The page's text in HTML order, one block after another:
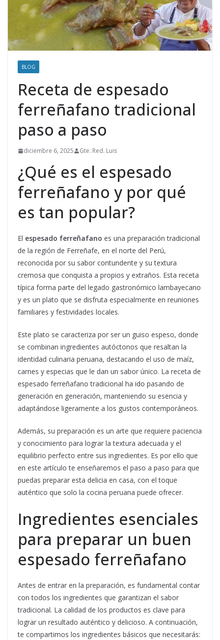
BLOG
Receta de espesado
ferreñafano tradicional
paso a paso
diciembre 6, 2025 Gte. Red. Luis
¿Qué es el espesado
ferreñafano y por qué
es tan popular?
El espesado ferreñafano es una preparación tradicional
de la región de Ferreñafe, en el norte del Perú,
reconocida por su sabor contundente y su textura
cremosa que conquista a propios y extraños. Esta receta
típica forma parte del legado gastronómico lambayecano
y es un plato que se disfruta especialmente en reuniones
familiares y festividades locales.
Este plato se caracteriza por ser un guiso espeso, donde
se combinan ingredientes autóctonos que resaltan la
identidad culinaria peruana, destacando el uso de maíz,
carnes y especias que le dan un sabor único. La receta de
espesado ferreñafano tradicional ha ido pasando de
generación en generación, manteniendo su esencia y
adaptándose ligeramente a los gustos contemporáneos.
Además, su preparación es un arte que requiere paciencia
y conocimiento para lograr la textura adecuada y el
equilibrio perfecto entre sus ingredientes. Es por ello que
en este artículo te enseñaremos el paso a paso para que
puedas preparar esta delicia en casa, con el toque
auténtico que solo la cocina peruana puede ofrecer.
Ingredientes esenciales
para preparar un buen
espesado ferreñafano
Antes de entrar en la preparación, es fundamental contar
con todos los ingredientes que garantizan el sabor
tradicional. La calidad de los productos es clave para
lograr un resultado auténtico y delicioso. A continuación,
te compartimos los ingredientes básicos que necesitarás: